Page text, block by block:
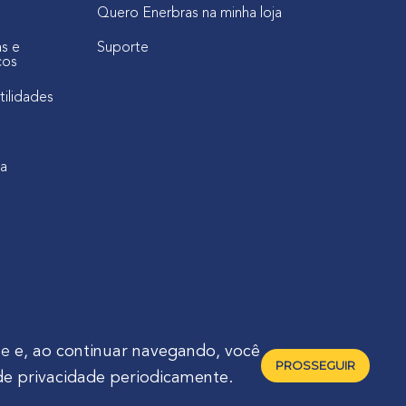
e
Quero Enerbras na minha loja
Suporte
- Brasil 🇧🇷
e, ao continuar navegando, você
privacidade periodicamente.
PROSSEGUIR